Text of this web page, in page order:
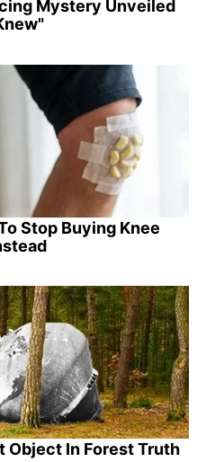
Mystery Unveiled
Stop Buying Knee
Object In Forest Truth